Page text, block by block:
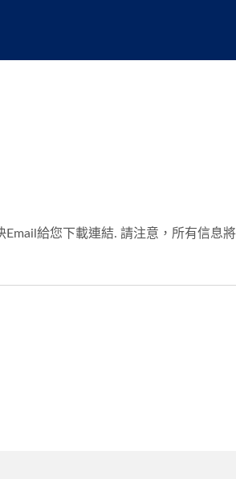
給您下載連結. 請注意，所有信息